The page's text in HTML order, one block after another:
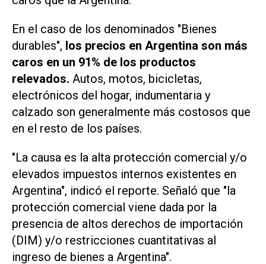
En el caso de los denominados "Bienes
durables", los precios en Argentina son más
caros en un 91% de los productos
relevados. Autos, motos, bicicletas,
electrónicos del hogar, indumentaria y
calzado son generalmente más costosos que
en el resto de los países.
"La causa es la alta protección comercial y/o
elevados impuestos internos existentes en
Argentina", indicó el reporte. Señaló que "la
protección comercial viene dada por la
presencia de altos derechos de importación
(DIM) y/o restricciones cuantitativas al
ingreso de bienes a Argentina".